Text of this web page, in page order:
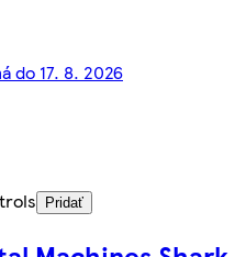
do 17. 8. 2026
Pridať